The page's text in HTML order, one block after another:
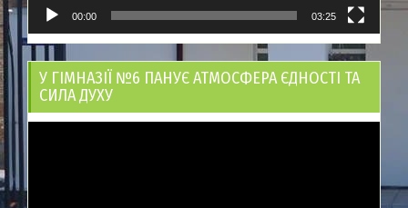
00:00 03:25
У ГІМНАЗІЇ №6 ПАНУЄ АТМОСФЕРА ЄДНОСТІ ТА
СИЛА ДУХУ